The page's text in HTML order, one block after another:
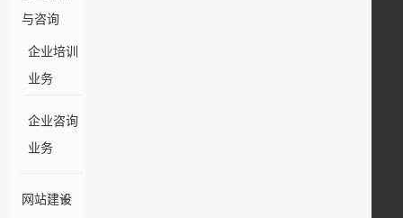
与咨询
企业培训
业务
企业咨询
业务
网站建设